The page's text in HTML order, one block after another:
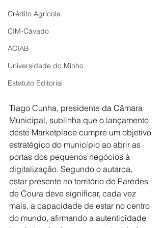
Crédito Agrícola
CIM-Cávado
ACIAB
Universidade do Minho
Estatuto Editorial
Tiago Cunha, presidente da Câmara
Municipal, sublinha que o lançamento
deste Marketplace cumpre um objetivo
estratégico do município ao abrir as
portas dos pequenos negócios à
digitalização. Segundo o autarca,
estar presente no território de Paredes
de Coura deve significar, cada vez
mais, a capacidade de estar no centro
do mundo, afirmando a autenticidade